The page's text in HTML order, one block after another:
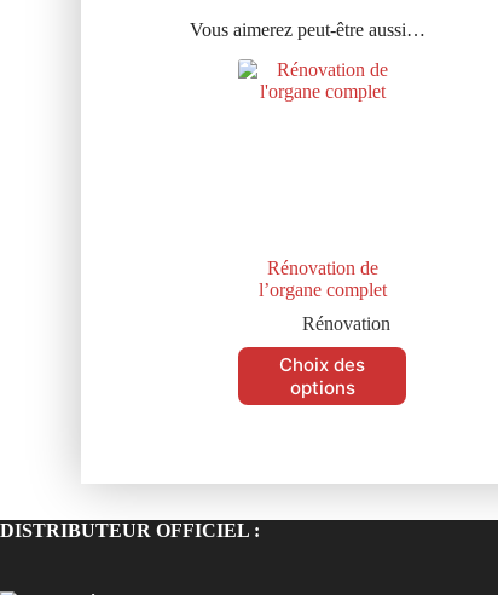
Vous aimerez peut-être aussi…
Rénovation de
l’organe complet
Rénovation
Choix des
options
DISTRIBUTEUR OFFICIEL :